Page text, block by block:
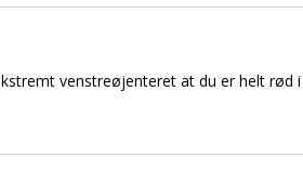
venstreøjenteret at du er helt rød